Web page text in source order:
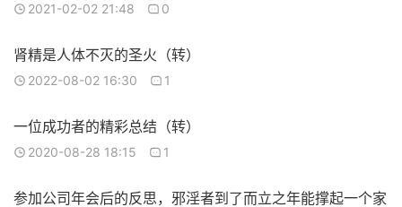
2021-02-02 21:48 0
肾精是人体不灭的圣火（转）
2022-08-02 16:30 1
一位成功者的精彩总结（转）
2020-08-28 18:15 1
参加公司年会后的反思，邪淫者到了而立之年能撑起一个家